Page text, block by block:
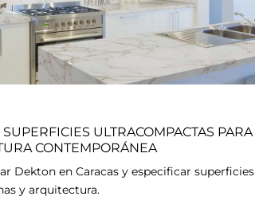
ULTRACOMPACTAS PARA
CONTEMPORÁNEA
Dekton en Caracas y especificar superficies
y arquitectura.